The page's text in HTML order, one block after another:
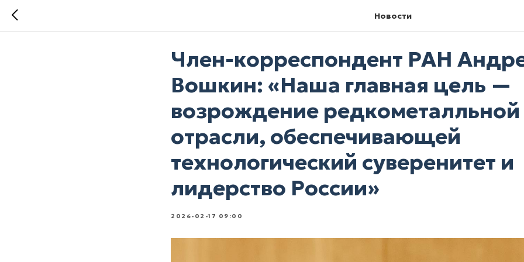
Новости
Член-корреспондент РАН
Вошкин: «Наша главная цель —
возрождение редкометалльной
отрасли, обеспечивающей
технологический суверенитет и
лидерство России»
2026-02-17 09:00